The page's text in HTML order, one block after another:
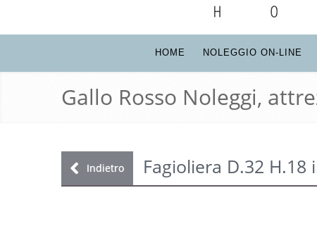
HOME NOLEGGIO ON-LINE
Gallo Rosso Noleggi,
Indietro Fagioliera D.32